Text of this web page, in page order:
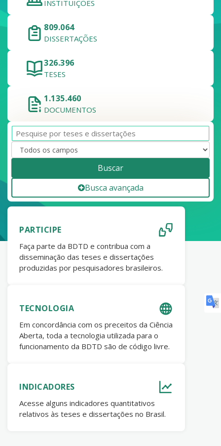
INSTITUIÇÕES
809.064
DISSERTAÇÕES
326.396
TESES
1.135.460
DOCUMENTOS
Buscar
Busca avançada
PARTICIPE
Faça parte da BDTD e contribua com a
disseminação das teses e dissertações
produzidas por pesquisadores brasileiros.
TECNOLOGIA
Em concordância com os preceitos da Ciência
Aberta, toda a tecnologia utilizada para o
funcionamento da BDTD são de código livre.
INDICADORES
Acesse alguns indicadores quantitativos
relativos às teses e dissertações no Brasil.